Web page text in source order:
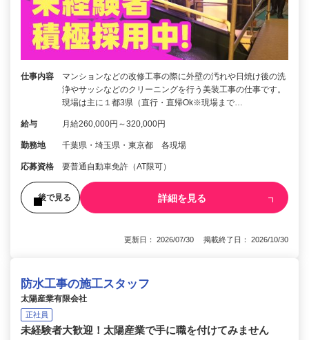
仕事内容
マンションなどの改修工事の際に外壁の汚れや日焼け後の洗
浄やサッシなどのクリーニングを行う美装工事の仕事です。
現場は主に１都3県（直行・直帰Ok※現場まで…
給与 月給260,000円～320,000円
勤務地 千葉県・埼玉県・東京都 各現場
応募資格 要普通自動車免許（AT限可）
後で見る 詳細を見る
更新日： 2026/07/30 掲載終了日： 2026/10/30
防水工事の施工スタッフ
太陽産業有限会社
正社員
未経験者大歓迎！太陽産業で手に職を付けてみません